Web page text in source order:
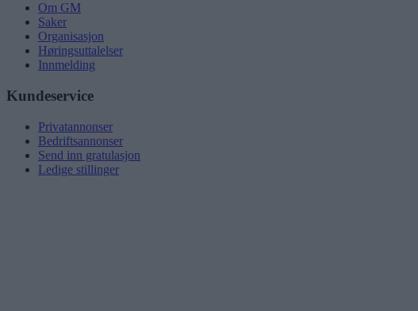
Om GM
Saker
Organisasjon
Høringsuttalelser
Innmelding
Kundeservice
Privatannonser
Bedriftsannonser
Send inn gratulasjon
Ledige stillinger